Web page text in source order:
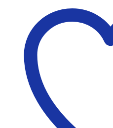
(สำเนา
SANBY